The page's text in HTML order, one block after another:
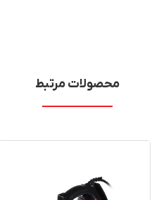
محصولات مرتبط